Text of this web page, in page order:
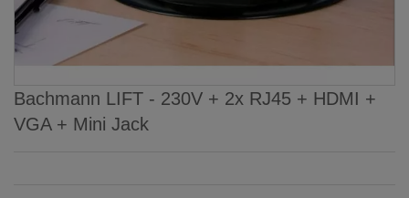
Bachmann LIFT - 230V + 2x RJ45 + HDMI +
VGA + Mini Jack